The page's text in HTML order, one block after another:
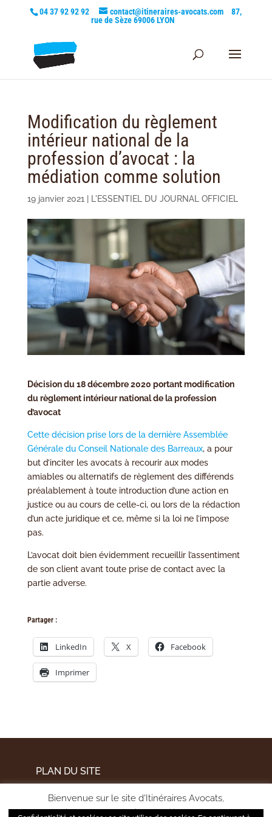
04 37 92 92 92 contact@itineraires-avocats.com
87,
rue de Sèze 69006 LYON
Modification du règlement
intérieur national de la
profession d’avocat : la
médiation comme solution
19 janvier 2021 L'ESSENTIEL DU JOURNAL OFFICIEL
Décision du 18 décembre 2020 portant modification
du règlement intérieur national de la profession
d’avocat
Cette décision prise lors de la dernière Assemblée
Générale du Conseil Nationale des Barreaux, a pour
but d’inciter les avocats à recourir aux modes
amiables ou alternatifs de règlement des différends
préalablement à toute introduction d’une action en
justice ou au cours de celle-ci, ou lors de la rédaction
d’un acte juridique et ce, même si la loi ne l’impose
pas.
L’avocat doit bien évidemment recueillir l’assentiment
de son client avant toute prise de contact avec la
partie adverse.
Partager :
LinkedIn X Facebook
Imprimer
PLAN DU SITE
POLITIQUE DE CONFIDENTIALITÉ
Bienvenue sur le site d'Itinéraires Avocats,
pour améliorer votre expérience utilisateur et mesurer